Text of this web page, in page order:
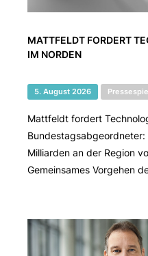
MATTFELDT FORDERT
IM NORDEN
5. August 2026
Mattfeldt fordert
Milliarden an der Region
Gemeinsames Vorgehen